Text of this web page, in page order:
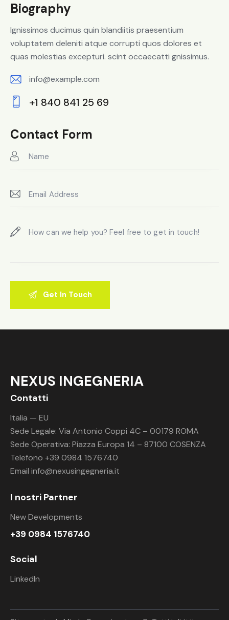
Biography
Ignissimos ducimus quin blandiitis praesentium
voluptatem deleniti atque corrupti quos dolores et
quas molestias excepturi. scint occaecatti gnissimus.
E-
m
info@example.com
on
e:
+1 840 841 25 69
Contact Form
NEXUS INGEGNERIA
Contatti
Italia — EU
Sede Legale: Via Antonio Coppi 4C – 00179 ROMA
Sede Operativa: Piazza Europa 14 – 87100 COSENZA
Telefono +39 0984 1576740
Email info@nexusingegneria.it
I nostri Partner
New Developments
+39 0984 1576740
Social
LinkedIn